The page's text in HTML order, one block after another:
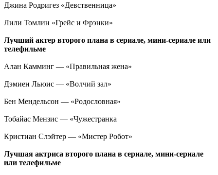
Джина Родригез «Девственница»
Лили Томлин «Грейс и Фрэнки»
Лучший актер второго плана в сериале, мини-сериале или
телефильме
Алан Камминг — «Правильная жена»
Дэмиен Льюис — «Волчий зал»
Бен Мендельсон — «Родословная»
Тобайас Мензис — «Чужестранка
Кристиан Слэйтер — «Мистер Робот»
Лучшая актриса второго плана в сериале, мини-сериале
или телефильме